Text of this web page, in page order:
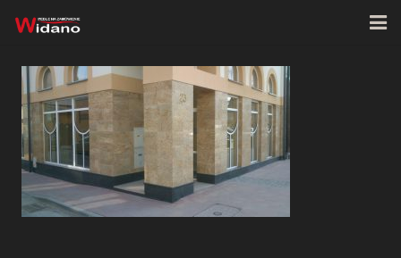
Strona główna
O firmie
Oferta
Realizacje